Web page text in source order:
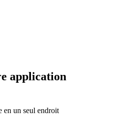
application
en un seul endroit